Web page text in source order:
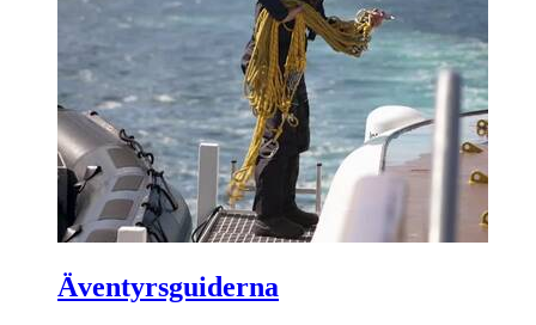
Äventyrsguiderna